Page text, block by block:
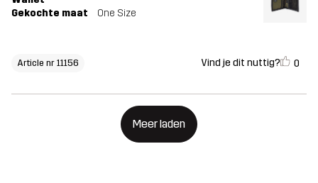
Gekochte maat One Size
Article nr 11156 Vind je dit nuttig? 0
Meer laden